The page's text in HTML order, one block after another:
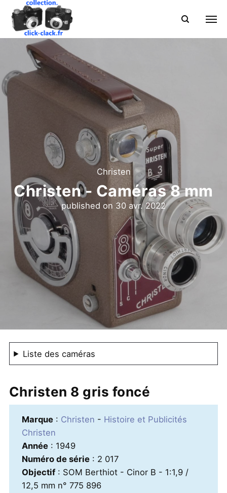
Christen
Christen - Caméras 8 mm
published on30 avr. 2022
Liste des caméras
Christen 8 gris foncé
Marque: Christen - Histoire et Publicités
Christen
Année: 1949
Numéro de série: 2 017
Objectif: SOM Berthiot - Cinor B - 1:1,9 /
12,5 mm n° 775 896